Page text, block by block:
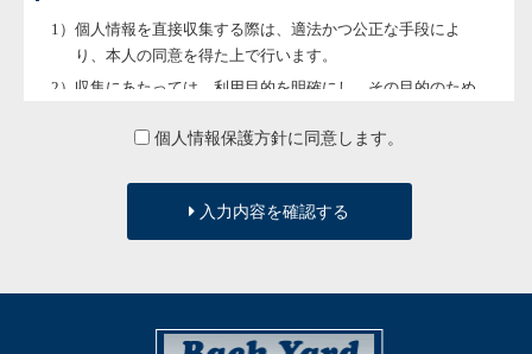
個人情報を直接収集する際は、適法かつ公正な手段によ
り、本人の同意を得た上で行います。
収集にあたっては、利用目的を明確にし、その目的のため
個人の利益を侵害する可能性が高い機微な情報は、本人の
個人情報保護方針に同意します。
入力内容を確認する